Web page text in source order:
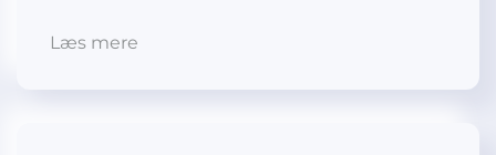
Læs mere